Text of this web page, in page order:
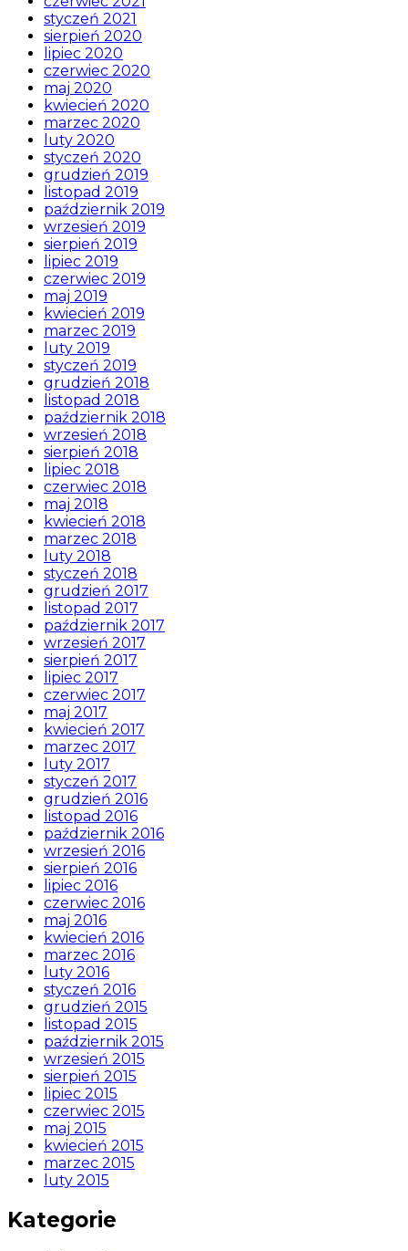
styczeń 2021
sierpień 2020
lipiec 2020
czerwiec 2020
maj 2020
kwiecień 2020
marzec 2020
luty 2020
styczeń 2020
grudzień 2019
listopad 2019
październik 2019
wrzesień 2019
sierpień 2019
lipiec 2019
czerwiec 2019
maj 2019
kwiecień 2019
marzec 2019
luty 2019
styczeń 2019
grudzień 2018
listopad 2018
październik 2018
wrzesień 2018
sierpień 2018
lipiec 2018
czerwiec 2018
maj 2018
kwiecień 2018
marzec 2018
luty 2018
styczeń 2018
grudzień 2017
listopad 2017
październik 2017
wrzesień 2017
sierpień 2017
lipiec 2017
czerwiec 2017
maj 2017
kwiecień 2017
marzec 2017
luty 2017
styczeń 2017
grudzień 2016
listopad 2016
październik 2016
wrzesień 2016
sierpień 2016
lipiec 2016
czerwiec 2016
maj 2016
kwiecień 2016
marzec 2016
luty 2016
styczeń 2016
grudzień 2015
listopad 2015
październik 2015
wrzesień 2015
sierpień 2015
lipiec 2015
czerwiec 2015
maj 2015
kwiecień 2015
marzec 2015
luty 2015
Kategorie